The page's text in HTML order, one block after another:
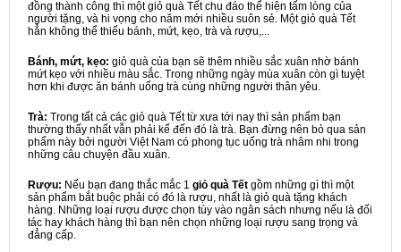
đồng thành công thì một giỏ quà Tết chu đáo thể hiện tấm lòng của
người tặng, và hi vọng cho năm mới nhiều suôn sẻ. Một giỏ quà Tết
hẳn không thể thiếu bánh, mứt, kẹo, trà và rượu,...
Bánh, mứt, kẹo: giỏ quà của bạn sẽ thêm nhiều sắc xuân nhờ bánh
mứt kẹo với nhiều màu sắc. Trong những ngày mùa xuân còn gì tuyệt
hơn khi được ăn bánh uống trà cùng những người thân yêu.
Trà: Trong tất cả các giỏ quà Tết từ xưa tới nay thì sản phẩm bạn
thường thấy nhất vẫn phải kể đến đó là trà. Bạn đừng nên bỏ qua sản
phẩm này bởi người Việt Nam có phong tục uống trà nhâm nhi trong
những câu chuyện đầu xuân.
Rượu: Nếu bạn đang thắc mắc 1 giỏ quà Tết gồm những gì thì một
sản phẩm bắt buộc phải có đó là rượu, nhất là giỏ quà tặng khách
hàng. Những loại rượu được chọn tùy vào ngân sách nhưng nếu là đối
tác hay khách hàng thì bạn nên chọn những loại rượu sang trọng và
đẳng cấp.